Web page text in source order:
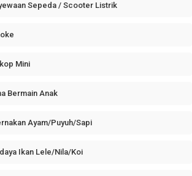
Sepeda / Scooter Listrik
Mini
Bermain Anak
Ayam/Puyuh/Sapi
Ikan Lele/Nila/Koi